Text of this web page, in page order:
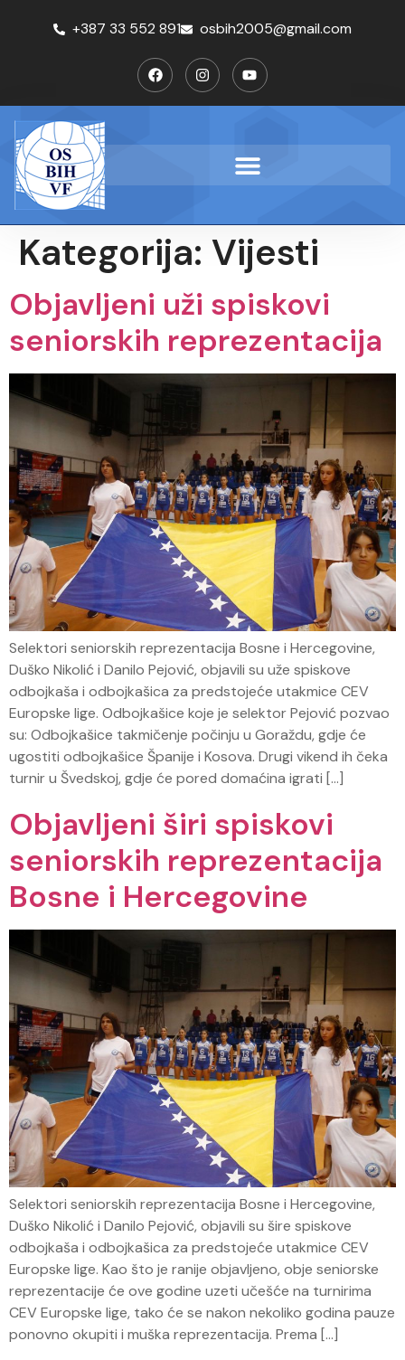
+387 33 552 891 osbih2005@gmail.com
Kategorija: Vijesti
Objavljeni uži spiskovi
seniorskih reprezentacija
Selektori seniorskih reprezentacija Bosne i Hercegovine,
Duško Nikolić i Danilo Pejović, objavili su uže spiskove
odbojkaša i odbojkašica za predstojeće utakmice CEV
Europske lige. Odbojkašice koje je selektor Pejović pozvao
su: Odbojkašice takmičenje počinju u Goraždu, gdje će
ugostiti odbojkašice Španije i Kosova. Drugi vikend ih čeka
turnir u Švedskoj, gdje će pored domaćina igrati […]
Objavljeni širi spiskovi
seniorskih reprezentacija
Bosne i Hercegovine
Selektori seniorskih reprezentacija Bosne i Hercegovine,
Duško Nikolić i Danilo Pejović, objavili su šire spiskove
odbojkaša i odbojkašica za predstojeće utakmice CEV
Europske lige. Kao što je ranije objavljeno, obje seniorske
reprezentacije će ove godine uzeti učešće na turnirima
CEV Europske lige, tako će se nakon nekoliko godina pauze
ponovno okupiti i muška reprezentacija. Prema […]